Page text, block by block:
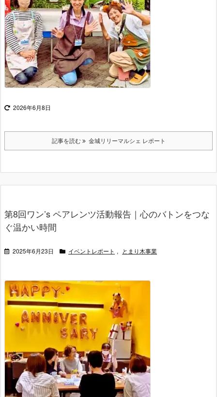
2026年6月8日
記事を読む 金城リリーマルシェ レポート
第8回ワン’s ペアレンツ活動報告｜心のバトンをつな
ぐ温かい時間
2025年6月23日 イベントレポート , とまり木事業